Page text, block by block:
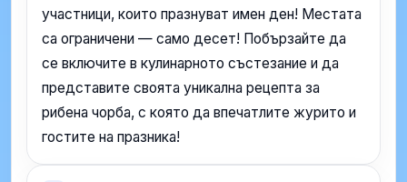
участници, които празнуват имен ден! Местата
са ограничени — само десет! Побързайте да
се включите в кулинарното състезание и да
представите своята уникална рецепта за
рибена чорба, с която да впечатлите журито и
гостите на празника!